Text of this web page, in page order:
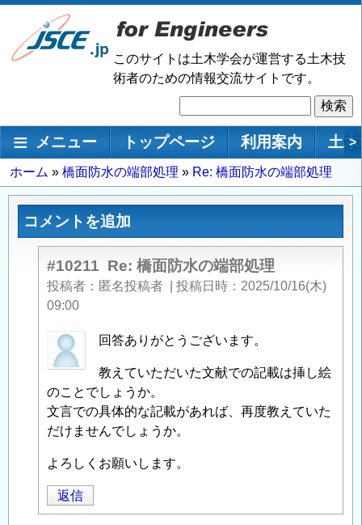
メ
ン
移
このサイトは土木学会が運営する土木技
術者のための情報交流サイトです。
索
メインナビゲーション
メニュー トップページ 利用案内 土 >
パ
ン
ず
ホーム 橋面防水の端部処理 Re: 橋面防水の端部処理
コメントを追加
#10211 Re: 橋面防水の端部処理
投稿者 匿名投稿者 投稿日時
2025/10/16(木)
09:00
匿
名
稿
者
に
よ
「Re:
橋
回答ありがとうございます。
教えていただいた文献での記載は挿し絵
のことでしょうか。
文言での具体的な記載があれば、再度教えていた
だけませんでしょうか。
よろしくお願いします。
返信